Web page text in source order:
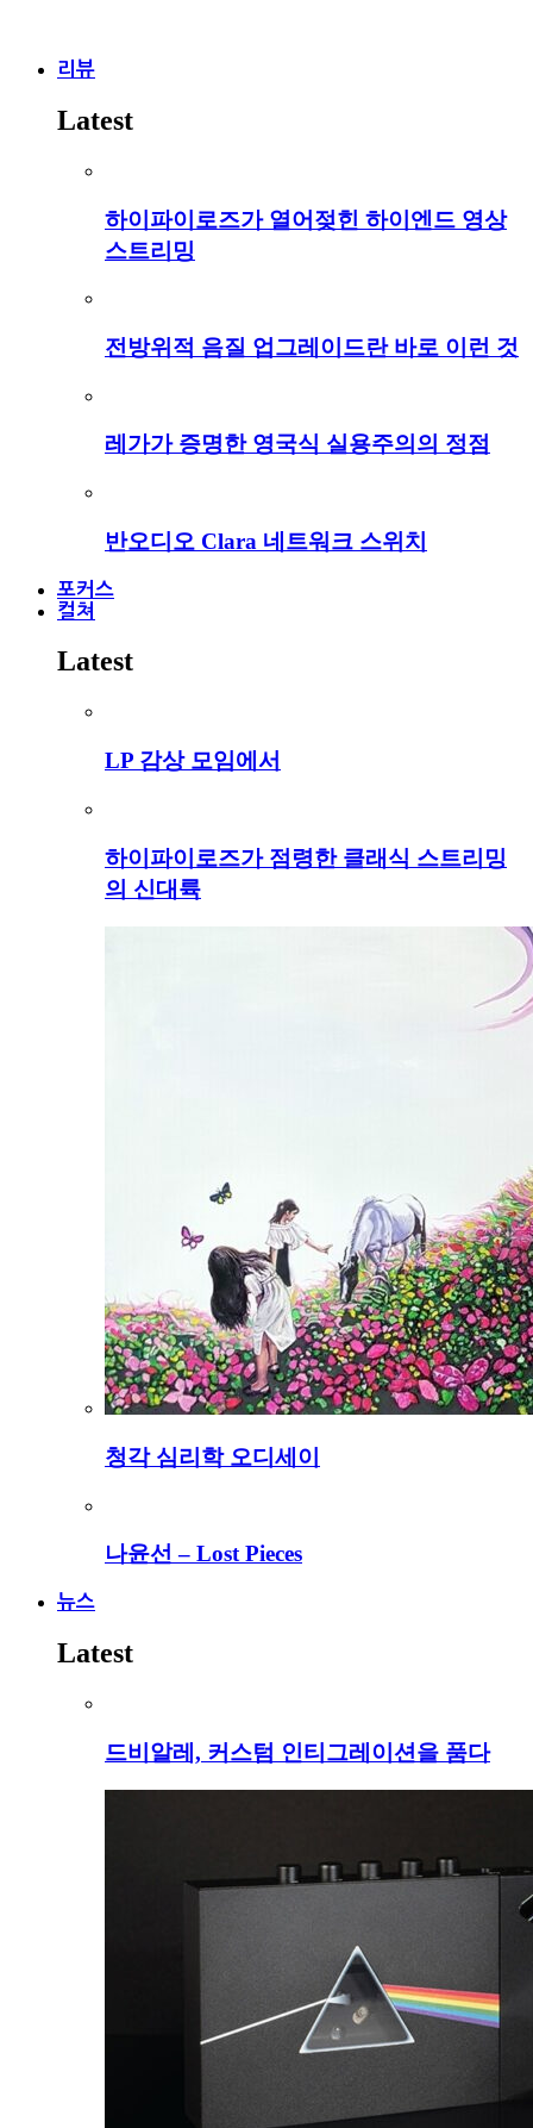
리뷰
Latest
하이파이로즈가 열어젖힌 하이엔드 영상
스트리밍
전방위적 음질 업그레이드란 바로 이런 것
레가가 증명한 영국식 실용주의의 정점
반오디오 Clara 네트워크 스위치
포커스
컬쳐
Latest
LP 감상 모임에서
하이파이로즈가 점령한 클래식 스트리밍
의 신대륙
청각 심리학 오디세이
나윤선 – Lost Pieces
뉴스
Latest
드비알레, 커스텀 인티그레이션을 품다